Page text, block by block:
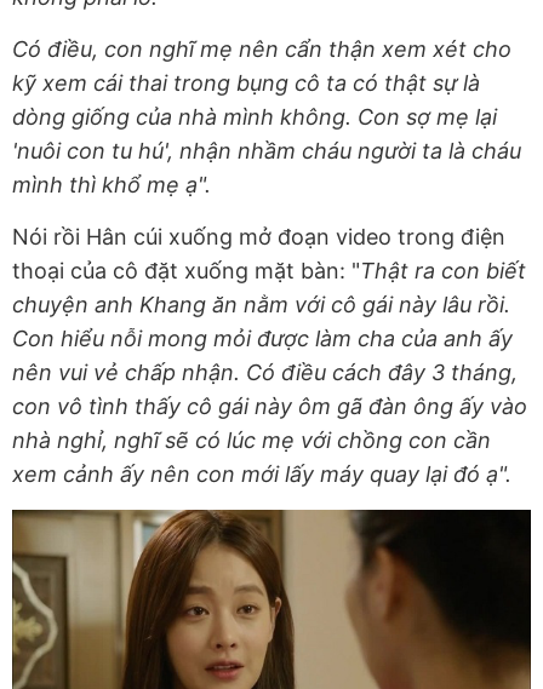
Có điều, con nghĩ mẹ nên cẩn thận xem xét cho
kỹ xem cái thai trong bụng cô ta có thật sự là
dòng giống của nhà mình không. Con sợ mẹ lại
'nuôi con tu hú', nhận nhầm cháu người ta là cháu
mình thì khổ mẹ ạ".
Nói rồi Hân cúi xuống mở đoạn video trong điện
thoại của cô đặt xuống mặt bàn: "Thật ra con biết
chuyện anh Khang ăn nằm với cô gái này lâu rồi.
Con hiểu nỗi mong mỏi được làm cha của anh ấy
nên vui vẻ chấp nhận. Có điều cách đây 3 tháng,
con vô tình thấy cô gái này ôm gã đàn ông ấy vào
nhà nghỉ, nghĩ sẽ có lúc mẹ với chồng con cần
xem cảnh ấy nên con mới lấy máy quay lại đó ạ".